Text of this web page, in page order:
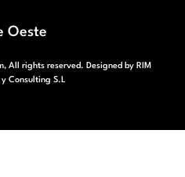
Oeste
All rights reserved. Designed by RIM
Consulting S.L